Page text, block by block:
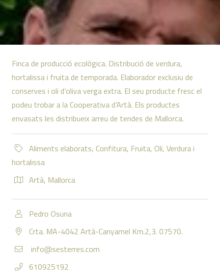
Finca de producció ecològica. Distribució de verdura,
hortalissa i fruita de temporada. Elaborador exclusiu de
conserves i oli d’oliva verga extra. El seu producte fresc el
podeu trobar a la Cooperativa d’Artà. Els productes
envasats les distribueix arreu de tendes de Mallorca.
Aliments elaborats,Confitura, Fruita,Oli,Verdura i
hortalissa
Artà, Mallorca
Pedro Osuna
Crta. MA-4042 Artà-Canyamel Km.2,3. 07570.
info@sesterres.com
610925192